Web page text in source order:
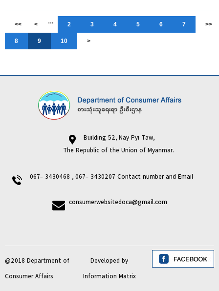
<< < … 2 3 4 5 6 7
8 9 10 >
>>
Building 52, Nay Pyi Taw,
The Republic of the Union of Myanmar.
067- 3430468 , 067- 3430207 Contact number and Email
consumerwebsitedoca@gmail.com
@2018 Department of
Consumer Affairs
Developed by
Information Matrix